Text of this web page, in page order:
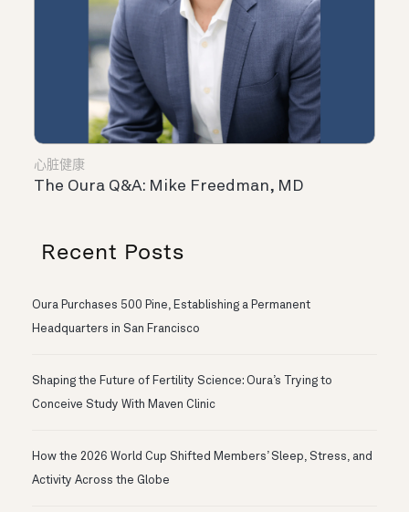
心脏健康
The Oura Q&A: Mike Freedman, MD
Recent Posts
Oura Purchases 500 Pine, Establishing a Permanent
Headquarters in San Francisco
Shaping the Future of Fertility Science: Oura’s Trying to
Conceive Study With Maven Clinic
How the 2026 World Cup Shifted Members’ Sleep, Stress, and
Activity Across the Globe